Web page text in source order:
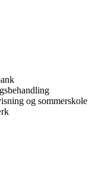
og sommerskole